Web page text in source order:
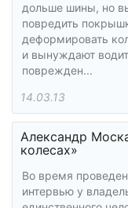
дольше шины, но
повредить
деформировать
и вынуждают
поврежден...
14.03.13
Александр
колесах»
Во время
интервью у